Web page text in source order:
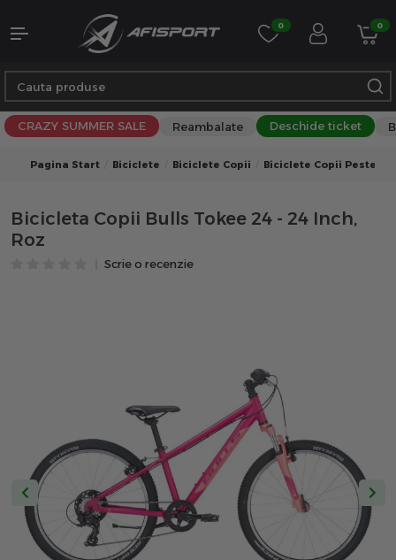
0 0
CRAZY SUMMER SALE Reambalate Deschide ticket
Pagina Start Biciclete Biciclete Copii Biciclete Copii Peste 10
Bicicleta Copii Bulls Tokee 24 - 24 Inch,
Roz
Scrie o recenzie